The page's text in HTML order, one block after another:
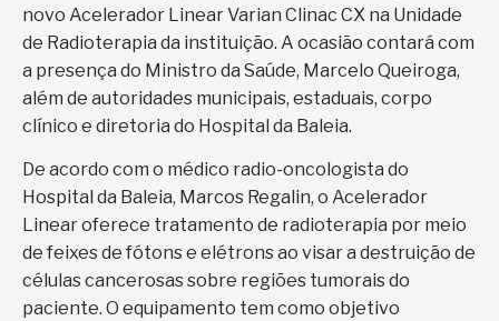
novo Acelerador Linear Varian Clinac CX na Unidade
de Radioterapia da instituição. A ocasião contará com
a presença do Ministro da Saúde, Marcelo Queiroga,
além de autoridades municipais, estaduais, corpo
clínico e diretoria do Hospital da Baleia.
De acordo com o médico radio-oncologista do
Hospital da Baleia, Marcos Regalin, o Acelerador
Linear oferece tratamento de radioterapia por meio
de feixes de fótons e elétrons ao visar a destruição de
células cancerosas sobre regiões tumorais do
paciente. O equipamento tem como objetivo